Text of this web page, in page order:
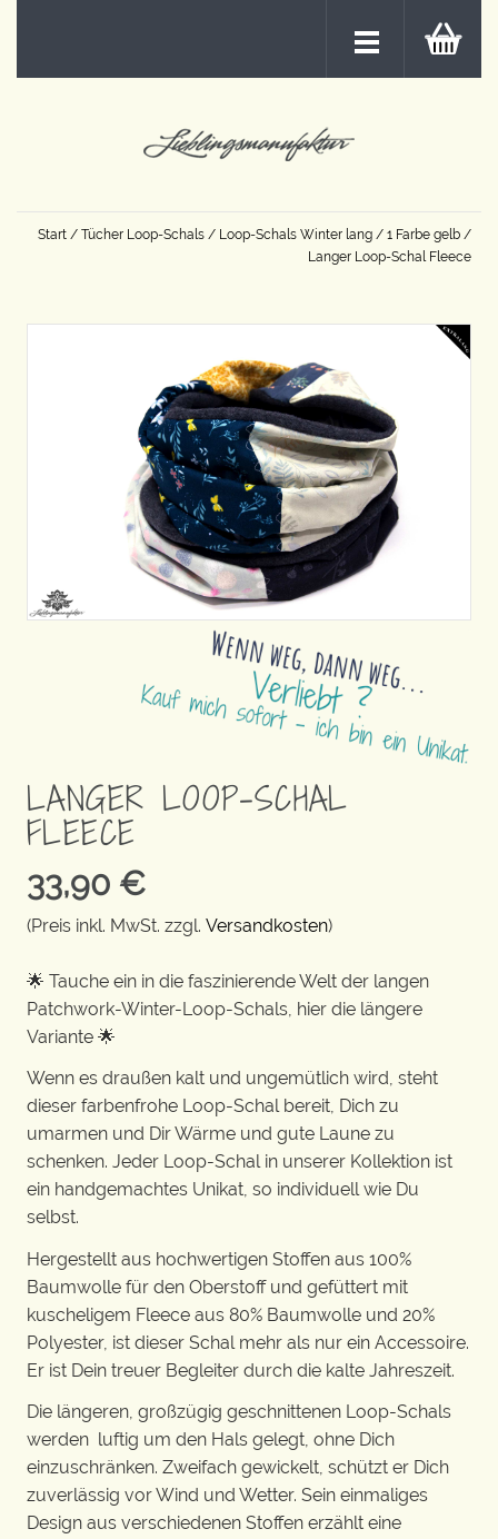
Start / Tücher Loop-Schals / Loop-Schals Winter lang / 1 Farbe gelb /
Langer Loop-Schal Fleece
LANGER LOOP-SCHAL
FLEECE
33,90 €
(Preis inkl. MwSt. zzgl. Versandkosten)
🌟 Tauche ein in die faszinierende Welt der langen
Patchwork-Winter-Loop-Schals, hier die längere
Variante 🌟
Wenn es draußen kalt und ungemütlich wird, steht
dieser farbenfrohe Loop-Schal bereit, Dich zu
umarmen und Dir Wärme und gute Laune zu
schenken. Jeder Loop-Schal in unserer Kollektion ist
ein handgemachtes Unikat, so individuell wie Du
selbst.
Hergestellt aus hochwertigen Stoffen aus 100%
Baumwolle für den Oberstoff und gefüttert mit
kuscheligem Fleece aus 80% Baumwolle und 20%
Polyester, ist dieser Schal mehr als nur ein Accessoire.
Er ist Dein treuer Begleiter durch die kalte Jahreszeit.
Die längeren, großzügig geschnittenen Loop-Schals
werden luftig um den Hals gelegt, ohne Dich
einzuschränken. Zweifach gewickelt, schützt er Dich
zuverlässig vor Wind und Wetter. Sein einmaliges
Design aus verschiedenen Stoffen erzählt eine